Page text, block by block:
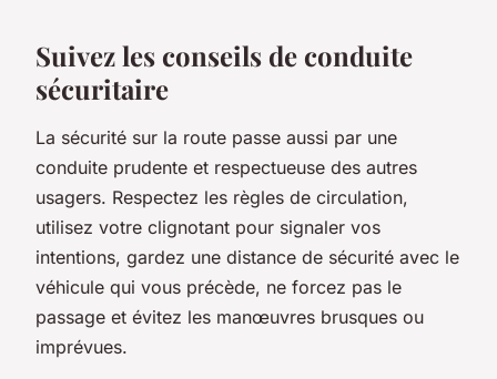
Suivez les conseils de conduite
sécuritaire
La sécurité sur la route passe aussi par une
conduite prudente et respectueuse des autres
usagers. Respectez les règles de circulation,
utilisez votre clignotant pour signaler vos
intentions, gardez une distance de sécurité avec le
véhicule qui vous précède, ne forcez pas le
passage et évitez les manœuvres brusques ou
imprévues.